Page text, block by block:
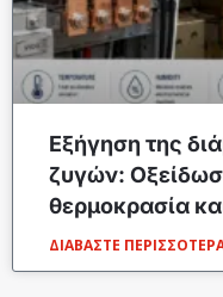
Εξήγηση της
ζυγών:
θερμοκρασία
ΔΙΑΒΆΣΤΕ